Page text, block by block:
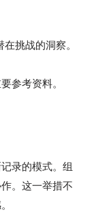
挑战的洞察。
参考资料。
录的模式。组
。这一举措不